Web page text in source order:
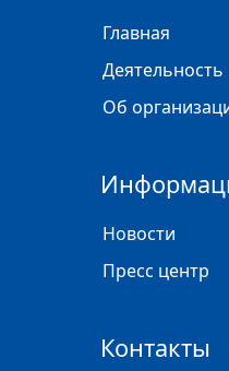
Главная
Деятельность
Об
Новости
Пресс центр
Контакты